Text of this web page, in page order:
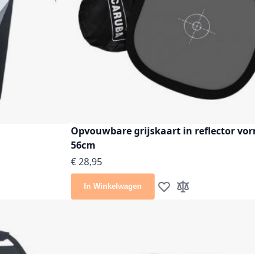
verlanglijst
om te vergelijken
Opvouwbare grijskaart in reflector
56cm
€ 28,95
In Winkelwagen Voeg toe aan
Toevoegen om te